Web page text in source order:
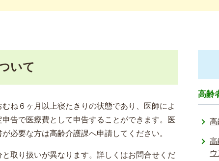
いて
ね６ヶ月以上寝たきりの状態であり、医師によ
告で医療費として申告することができます。医
必要な方は高齢介護課へ申請してください。
取り扱いが異なります。詳しくはお問合せくだ
高齢
高
高